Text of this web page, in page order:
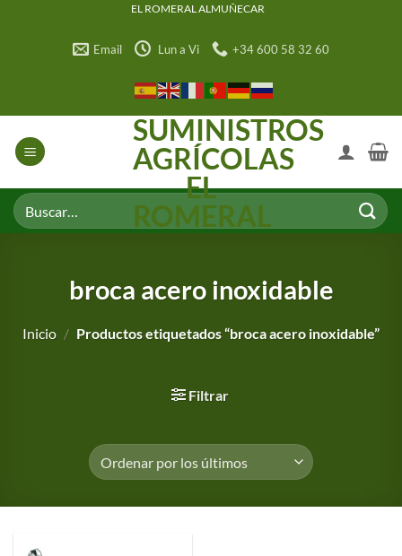
EL ROMERAL ALMUÑECAR
Email Lun a Vi +34 600 58 32 60
SUMINISTROS
AGRÍCOLAS
EL
ROMERAL
Buscar
por:
broca acero inoxidable
Inicio / Productos etiquetados “broca acero inoxidable”
Filtrar